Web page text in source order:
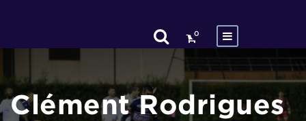
0
Clément Rodrigues